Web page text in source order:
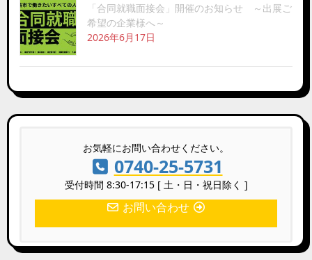
「合同就職面接会」開催のお知らせ ～出展ご
希望の企業様へ～
2026年6月17日
お気軽にお問い合わせください。
0740-25-5731
受付時間 8:30-17:15 [ 土・日・祝日除く ]
お問い合わせ